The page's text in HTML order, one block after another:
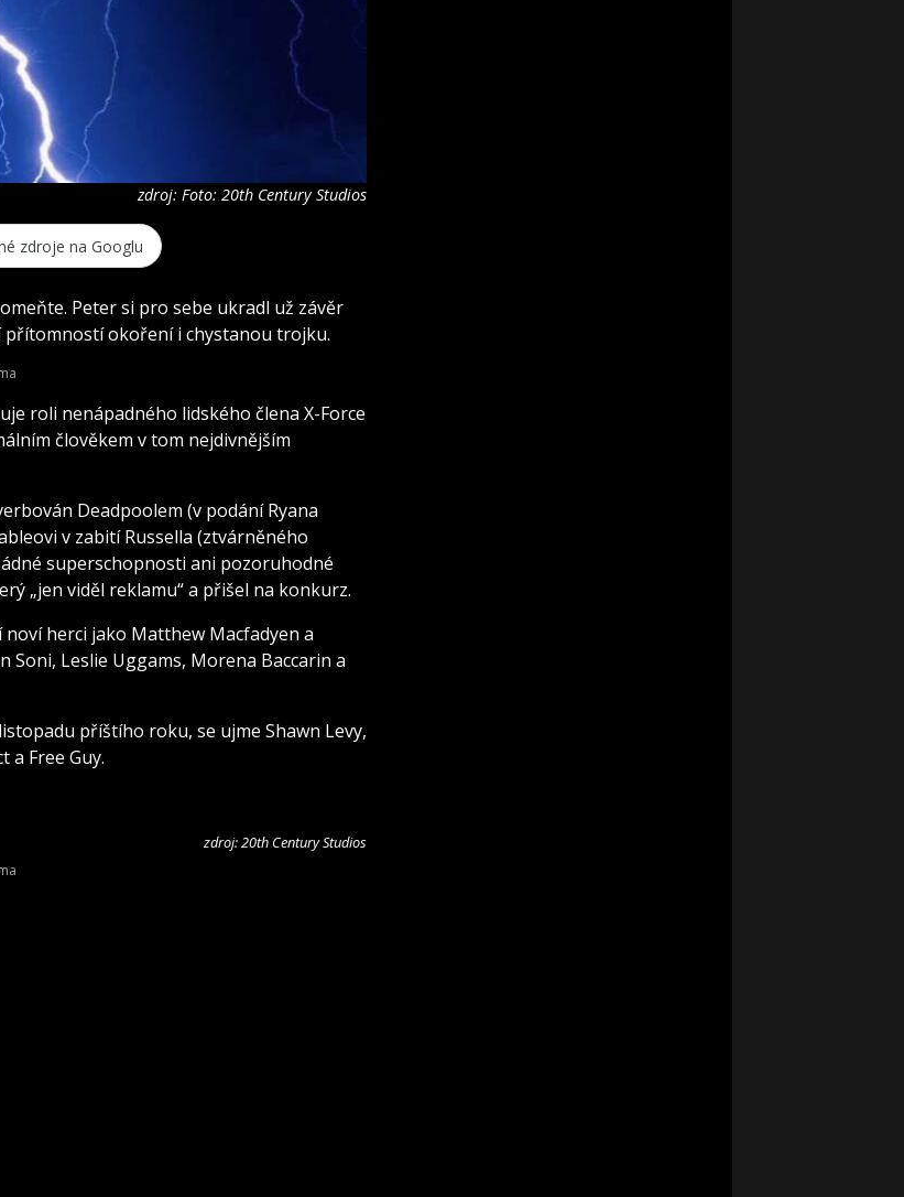
zdroj: Foto: 20th Century Studios
zdroje na Googlu
Peter si pro sebe ukradl už závěr
okoření i chystanou trojku.
roli nenápadného lidského člena X-Force
člověkem v tom nejdivnějším
Deadpoolem (v podání Ryana
v zabití Russella (ztvárněného
superschopnosti ani pozoruhodné
„jen viděl reklamu“ a přišel na konkurz.
noví herci jako Matthew Macfadyen a
Soni, Leslie Uggams, Morena Baccarin a
příštího roku, se ujme Shawn Levy,
a Free Guy.
zdroj: 20th Century Studios